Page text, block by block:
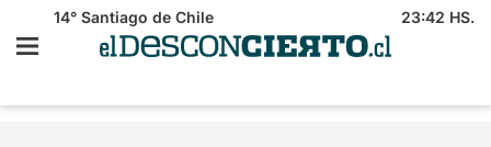
14° Santiago de Chile 23:42 HS.